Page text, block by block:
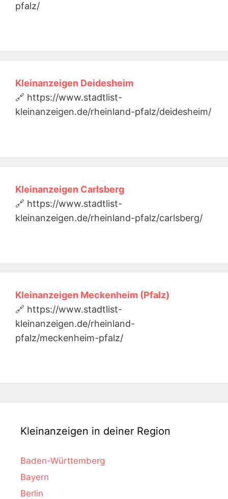
pfalz/
Kleinanzeigen Deidesheim
🔗 https://www.stadtlist-
kleinanzeigen.de/rheinland-pfalz/deidesheim/
Kleinanzeigen Carlsberg
🔗 https://www.stadtlist-
kleinanzeigen.de/rheinland-pfalz/carlsberg/
Kleinanzeigen Meckenheim (Pfalz)
🔗 https://www.stadtlist-
kleinanzeigen.de/rheinland-
pfalz/meckenheim-pfalz/
Kleinanzeigen in deiner Region
Baden-Württemberg
Bayern
Berlin